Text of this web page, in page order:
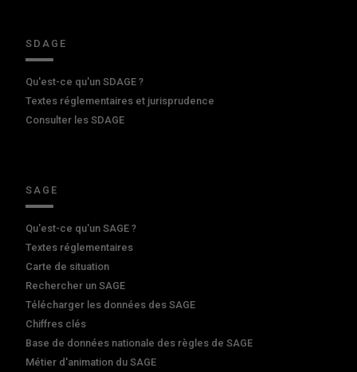
SDAGE
Qu'est-ce qu'un SDAGE ?
Textes réglementaires et jurisprudence
Consulter les SDAGE
SAGE
Qu'est-ce qu'un SAGE ?
Textes réglementaires
Carte de situation
Rechercher un SAGE
Télécharger les données des SAGE
Chiffres clés
Base de données nationale des règles de SAGE
Métier d'animation du SAGE